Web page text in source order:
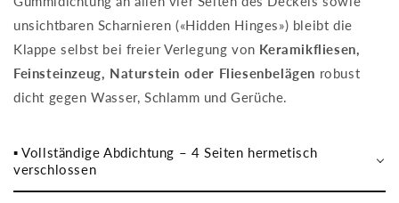
unsichtbaren Scharnieren («Hidden Hinges») bleibt die
Klappe selbst bei freier Verlegung von Keramikfliesen,
Feinsteinzeug, Naturstein oder Fliesenbelägen robust
dicht gegen Wasser, Schlamm und Gerüche.
▪️ Vollständige Abdichtung – 4 Seiten hermetisch
verschlossen